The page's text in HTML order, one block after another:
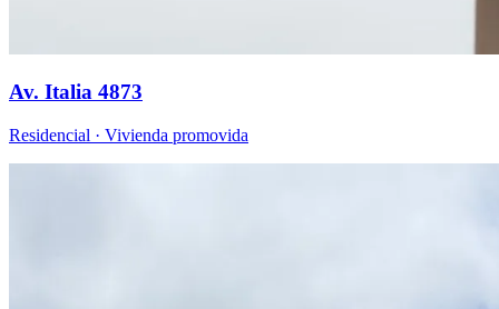
Av. Italia 4873
Residencial · Vivienda promovida